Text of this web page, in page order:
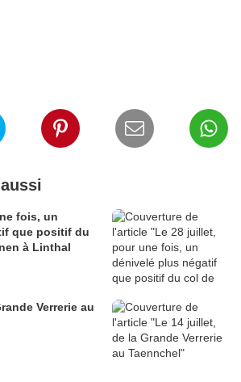
fois, un
que positif du
à Linthal
Verrerie au